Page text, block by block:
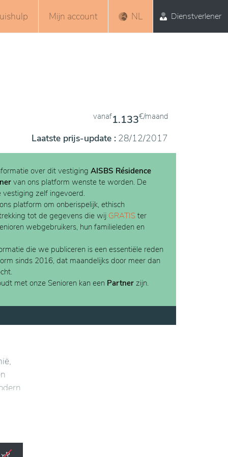
Mijn account NL Dienstverlener
vanaf1.133€/maand
Laatste prijs-update : 28/12/2017
over dit vestiging AISBS Résidence
van ons platform wenste te worden. De
zelf ingevoerd.
platform om onberispelijk, ethisch
tot de gegevens die wij GRATIS ter
webgebruikers, hun familieleden en
die we publiceren is een essentiële reden
sinds 2016, dat maandelijks door meer dan
met onze Senioren kan een Partner zijn.